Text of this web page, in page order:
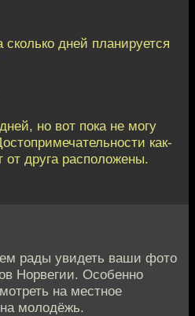
дней планируется
но вот пока не могу
как-
друга расположены.
рады увидеть ваши фото
Норвегии. Особенно
на местное
молодёжь.